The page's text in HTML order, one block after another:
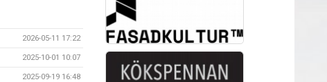
2026-05-11 17:22
2025-10-01 10:07
2025-09-19 16:48